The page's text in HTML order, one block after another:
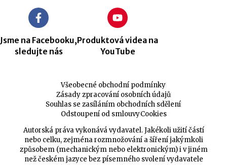
Jsme na Facebooku,
sledujte nás
Produktová videa na
YouTube
Všeobecné obchodní podmínky
Zásady zpracování osobních údajů
Souhlas se zasíláním obchodních sdělení
Odstoupení od smlouvyCookies
Autorská práva vykonává vydavatel. Jakékoli užití částí
nebo celku, zejména rozmnožování a šíření jakýmkoli
způsobem (mechanickým nebo elektronickým) i v jiném
než českém jazyce bez písemného svolení vydavatele